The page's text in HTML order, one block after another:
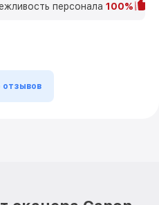
персонала 100%
отзывов